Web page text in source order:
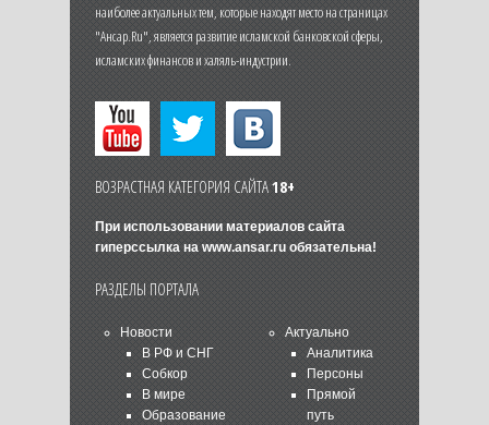
наиболее актуальных тем, которые находят место на страницах
"Ансар.Ru", является развитие исламской банковской сферы,
исламских финансов и халяль-индустрии.
ВОЗРАСТНАЯ КАТЕГОРИЯ САЙТА18+
При использовании материалов сайта
гиперссылка на www.ansar.ruобязательна!
РАЗДЕЛЫ ПОРТАЛА
Новости
В РФ и СНГ
Собкор
В мире
Образование
Актуально
Аналитика
Персоны
Прямой
путь